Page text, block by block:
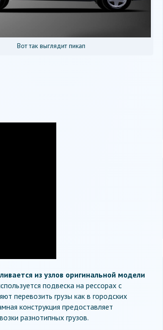
Вот так выглядит пикап
из узлов оригинальной модели
подвеска на рессорах с
перевозить грузы как в городских
конструкция предоставляет
разнотипных грузов.